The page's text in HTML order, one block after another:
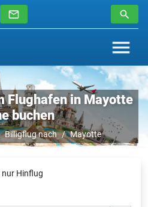
Flughafen in Mayotte
buchen
Billigflug nach Mayotte
nur Hinflug